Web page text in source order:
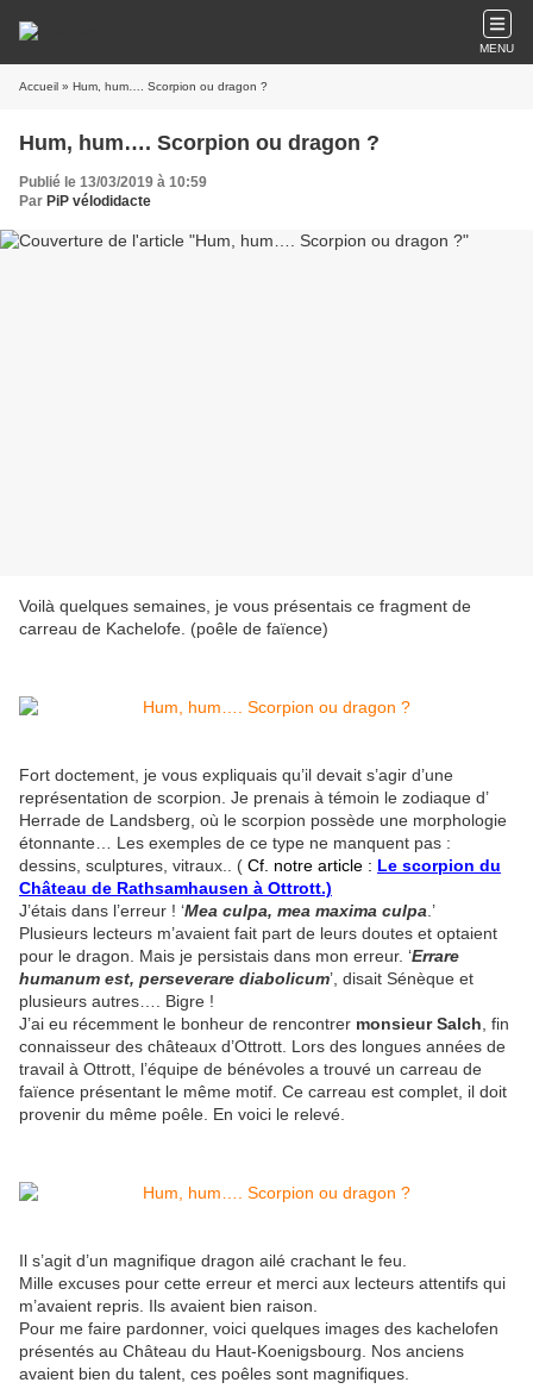
MENU
Accueil » Hum, hum…. Scorpion ou dragon ?
Hum, hum…. Scorpion ou dragon ?
Publié le 13/03/2019 à 10:59
Par PiP vélodidacte
Voilà quelques semaines, je vous présentais ce fragment de
carreau de Kachelofe. (poêle de faïence)
Fort doctement, je vous expliquais qu’il devait s’agir d’une
représentation de scorpion. Je prenais à témoin le zodiaque d’
Herrade de Landsberg, où le scorpion possède une morphologie
étonnante… Les exemples de ce type ne manquent pas :
dessins, sculptures, vitraux.. ( Cf. notre article : Le scorpion du
Château de Rathsamhausen à Ottrott.)
J’étais dans l’erreur ! ‘Mea culpa, mea maxima culpa .’
Plusieurs lecteurs m’avaient fait part de leurs doutes et optaient
pour le dragon. Mais je persistais dans mon erreur. ‘Errare
humanum est, perseverare diabolicum’, disait Sénèque et
plusieurs autres…. Bigre !
J’ai eu récemment le bonheur de rencontrer monsieur Salch , fin
connaisseur des châteaux d’Ottrott. Lors des longues années de
travail à Ottrott, l’équipe de bénévoles a trouvé un carreau de
faïence présentant le même motif. Ce carreau est complet, il doit
provenir du même poêle. En voici le relevé.
Il s’agit d’un magnifique dragon ailé crachant le feu.
Mille excuses pour cette erreur et merci aux lecteurs attentifs qui
m’avaient repris. Ils avaient bien raison.
Pour me faire pardonner, voici quelques images des kachelofen
présentés au Château du Haut-Koenigsbourg. Nos anciens
avaient bien du talent, ces poêles sont magnifiques.